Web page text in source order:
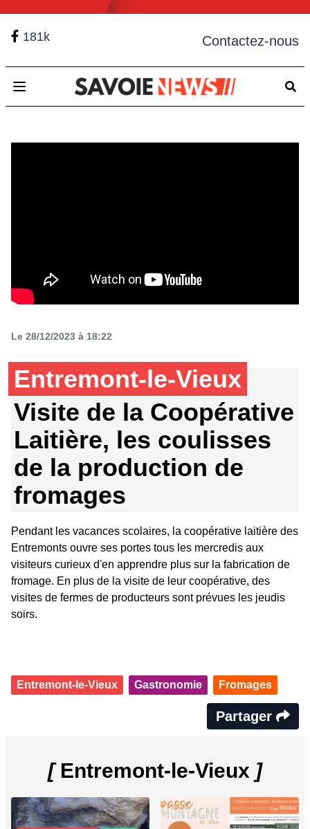
181k Contactez-nous
Open main menu
Le 28/12/2023 à 18:22
Entremont-le-Vieux
Visite de la Coopérative
Laitière, les coulisses
de la production de
fromages
Pendant les vacances scolaires, la coopérative laitière des
Entremonts ouvre ses portes tous les mercredis aux
visiteurs curieux d'en apprendre plus sur la fabrication de
fromage. En plus de la visite de leur coopérative, des
visites de fermes de producteurs sont prévues les jeudis
soirs.
Entremont-le-Vieux Gastronomie Fromages
Partager
[Entremont-le-Vieux ]